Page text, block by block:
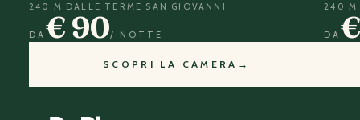
240 M DALLE TERME SAN GIOVANNI
DA € 90/ NOTTE
SCOPRI LA CAMERA →
240 M
DA